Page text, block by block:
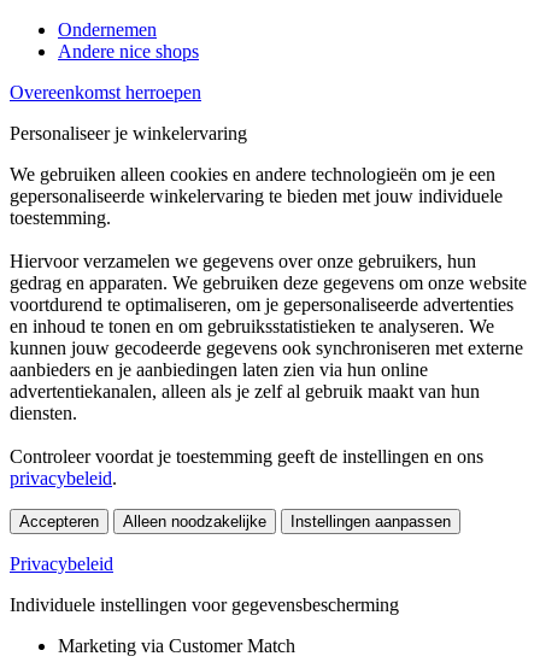
Ondernemen
Andere nice shops
Overeenkomst herroepen
Personaliseer je winkelervaring
We gebruiken alleen cookies en andere technologieën om je een
gepersonaliseerde winkelervaring te bieden met jouw individuele
toestemming.
Hiervoor verzamelen we gegevens over onze gebruikers, hun
gedrag en apparaten. We gebruiken deze gegevens om onze website
voortdurend te optimaliseren, om je gepersonaliseerde advertenties
en inhoud te tonen en om gebruiksstatistieken te analyseren. We
kunnen jouw gecodeerde gegevens ook synchroniseren met externe
aanbieders en je aanbiedingen laten zien via hun online
advertentiekanalen, alleen als je zelf al gebruik maakt van hun
diensten.
Controleer voordat je toestemming geeft de instellingen en ons
privacybeleid.
Accepteren Alleen noodzakelijke Instellingen aanpassen
Privacybeleid
Individuele instellingen voor gegevensbescherming
Marketing via Customer Match